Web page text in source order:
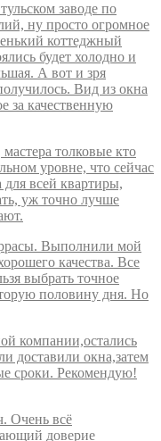
заводе по
ну просто огромное
коттеджный
будет холодно и
А вот и зря
Вид из окна
за качественную
толковые кто
уровне, что сейчас
для всей квартиры,
уж точно лучше
Выполнили мой
качества. Все
выбрать точное
половину дня. Но
компании,остались
доставили окна,затем
сроки. Рекомендую!
Очень всё
доверие